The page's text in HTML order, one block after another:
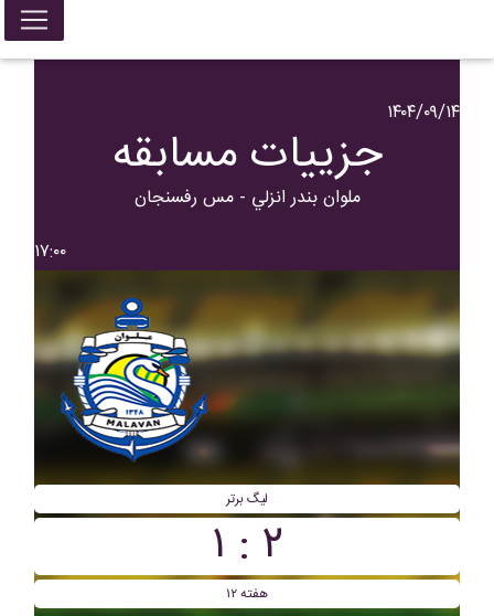
۱۴۰۴/۰۹/۱۴
جزییات مسابقه
ملوان بندر انزلي - مس رفسنجان
۱۷:۰۰
لیگ برتر
۲ : ۱
هفته ۱۲